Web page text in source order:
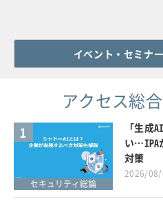
イベント・セミナ
アクセス総
1
セキュリティ総論
「生成
い…IPA
対策
2026/08/